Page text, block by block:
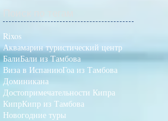
Rixos
Аквамарин туристический центр
БалиБали из Тамбова
Виза в ИспаниюГоа из Тамбова
Доминикана
Достопримечательности Кипра
КипрКипр из Тамбова
Новогодние туры